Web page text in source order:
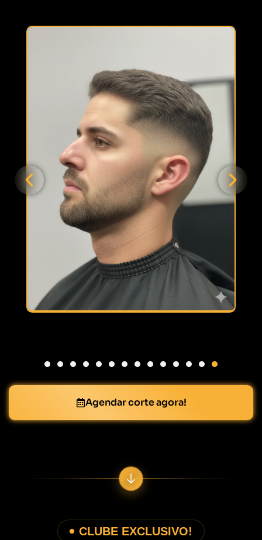
Agendar corte agora!
CLUBE EXCLUSIVO!